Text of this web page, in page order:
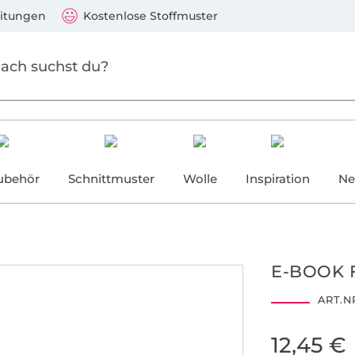
Kostenlose Stoffmuster
Schnittmuster Wolle Inspiration
E-BOOK
12,45 €
Mastercard, PayPal, Giropay, Kauf auf Rechnung,